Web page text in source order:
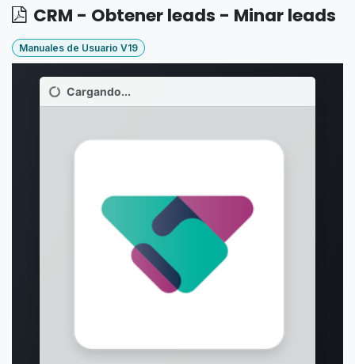
CRM - Obtener leads - Minar leads
Manuales de Usuario V19